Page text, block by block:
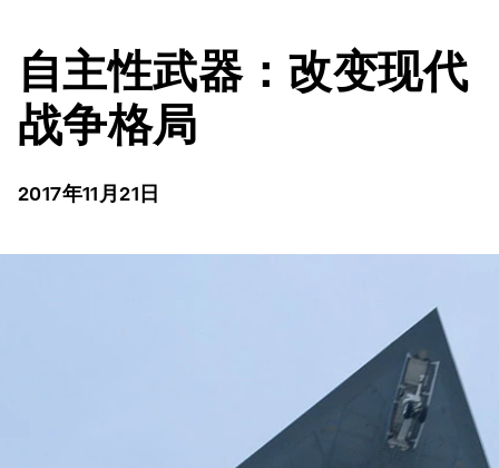
自主性武器：改变现代
战争格局
2017年11月21日